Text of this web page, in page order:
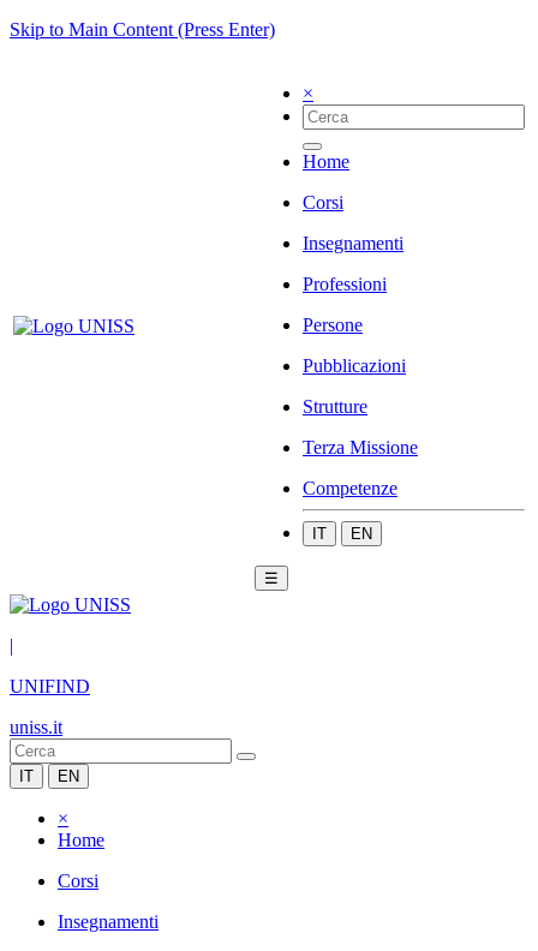
Skip to Main Content (Press Enter)
×
Home
Corsi
Insegnamenti
Professioni
Persone
Pubblicazioni
Strutture
Terza Missione
Competenze
IT EN
☰
|
UNIFIND
uniss.it
IT EN
×
Home
Corsi
Insegnamenti